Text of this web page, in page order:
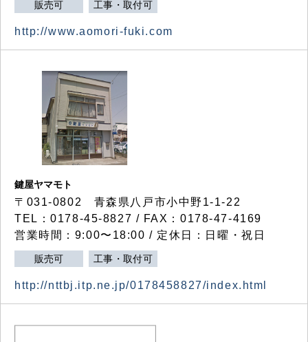
販売可 工事・取付可
http://www.aomori-fuki.com
鍵屋ヤマモト
〒031-0802 青森県八戸市小中野1-1-22
TEL：0178-45-8827 / FAX：0178-47-4169
営業時間：9:00〜18:00 / 定休日：日曜・祝日
販売可 工事・取付可
http://nttbj.itp.ne.jp/0178458827/index.html